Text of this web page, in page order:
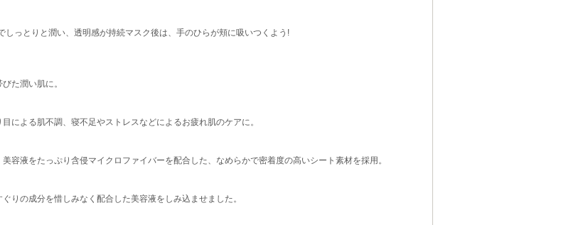
しっとりと潤い、透明感が持続マスク後は、手のひらが頬に吸いつくよう!
た潤い肌に。
による肌不調、寝不足やストレスなどによるお疲れ肌のケアに。
容液をたっぷり含侵マイクロファイバーを配合した、なめらかで密着度の高いシート素材を採用。
りの成分を惜しみなく配合した美容液をしみ込ませました。